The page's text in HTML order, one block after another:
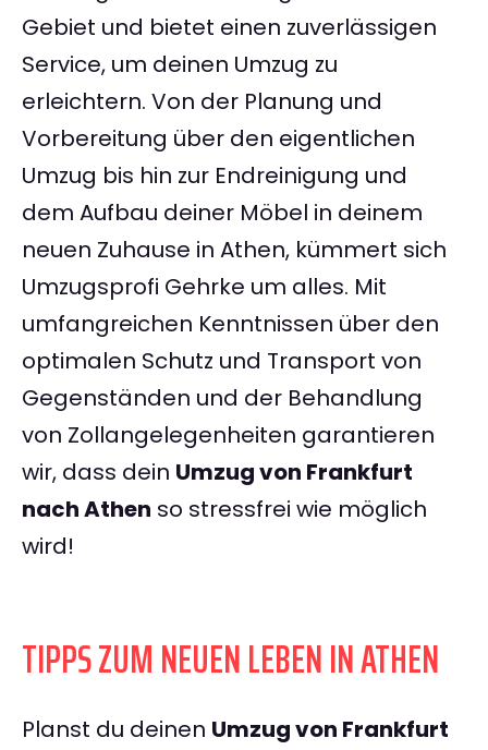
Gebiet und bietet einen zuverlässigen
Service, um deinen Umzug zu
erleichtern. Von der Planung und
Vorbereitung über den eigentlichen
Umzug bis hin zur Endreinigung und
dem Aufbau deiner Möbel in deinem
neuen Zuhause in Athen, kümmert sich
Umzugsprofi Gehrke um alles. Mit
umfangreichen Kenntnissen über den
optimalen Schutz und Transport von
Gegenständen und der Behandlung
von Zollangelegenheiten garantieren
wir, dass dein Umzug von Frankfurt
nach Athen so stressfrei wie möglich
wird!
TIPPS ZUM NEUEN LEBEN IN ATHEN
Planst du deinen Umzug von Frankfurt